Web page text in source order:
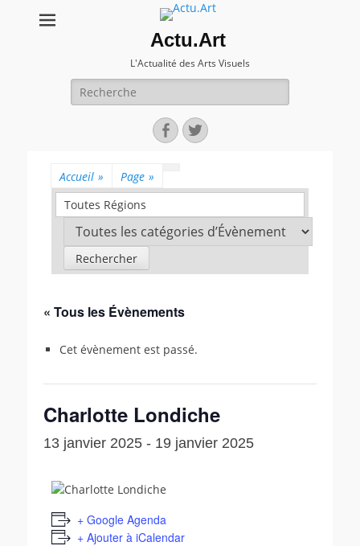
Actu.Art
L'Actualité des Arts Visuels
Recherche
pour:
Facebook
Twitter
Accueil » Page »
Toutes Régions
« Tous les Évènements
Cet évènement est passé.
Charlotte Londiche
13 janvier 2025 - 19 janvier 2025
+ Google Agenda
+ Ajouter à iCalendar